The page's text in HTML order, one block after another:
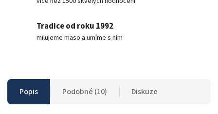
Tradice od roku 1992
milujeme maso a umíme s ním
Popis Podobné (10) Diskuze